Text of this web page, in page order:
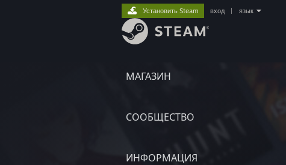
МАГАЗИН
СООБЩЕСТВО
ИНФОРМАЦИЯ
Установить Steam вход язык